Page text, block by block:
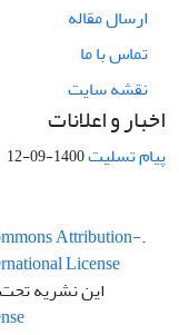
ارسال مقاله
تماس با ما
نقشه سایت
اخبار و اعلانات
پیام تسلیت1400-09-12
.This work is licensed under a
Attribution-
License
این نشریه